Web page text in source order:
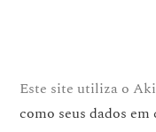
Este site utiliza o
como seus dados